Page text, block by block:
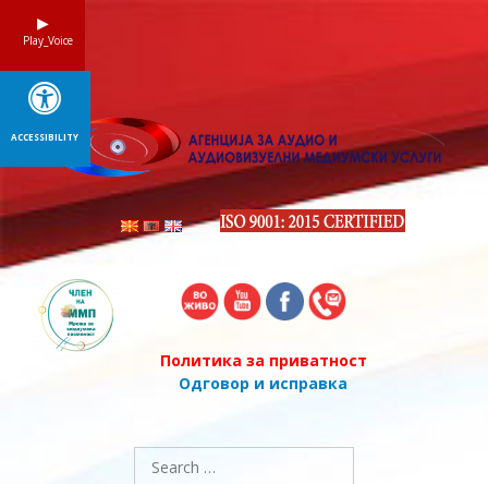
Политика за приватност
Одговор и исправка
Search
for:
Play_Voice
ACCESSIBILITY